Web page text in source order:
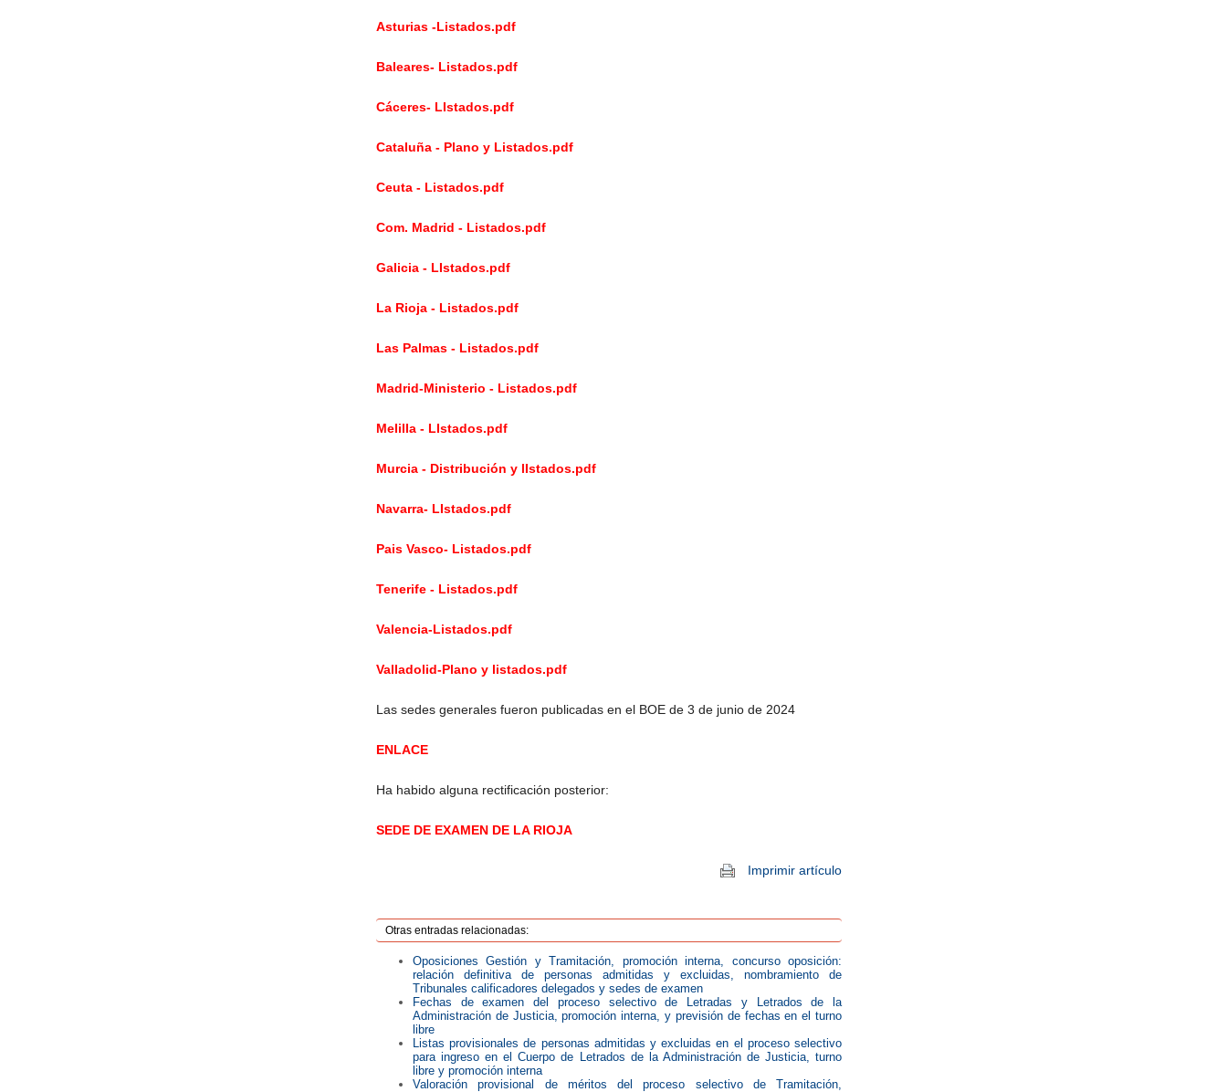
Asturias -Listados.pdf
Baleares- Listados.pdf
Cáceres- LIstados.pdf
Cataluña - Plano y Listados.pdf
Ceuta - Listados.pdf
Com. Madrid - Listados.pdf
Galicia - LIstados.pdf
La Rioja - Listados.pdf
Las Palmas - Listados.pdf
Madrid-Ministerio - Listados.pdf
Melilla - LIstados.pdf
Murcia - Distribución y lIstados.pdf
Navarra- LIstados.pdf
Pais Vasco- Listados.pdf
Tenerife - Listados.pdf
Valencia-Listados.pdf
Valladolid-Plano y listados.pdf
Las sedes generales fueron publicadas en el BOE de 3 de junio de 2024
ENLACE
Ha habido alguna rectificación posterior:
SEDE DE EXAMEN DE LA RIOJA
Imprimir artículo
Otras entradas relacionadas:
Oposiciones Gestión y Tramitación, promoción interna, concurso oposición:
relación definitiva de personas admitidas y excluidas, nombramiento de
Tribunales calificadores delegados y sedes de examen
Fechas de examen del proceso selectivo de Letradas y Letrados de la
Administración de Justicia, promoción interna, y previsión de fechas en el turno
libre
Listas provisionales de personas admitidas y excluidas en el proceso selectivo
para ingreso en el Cuerpo de Letrados de la Administración de Justicia, turno
libre y promoción interna
Valoración provisional de méritos del proceso selectivo de Tramitación,